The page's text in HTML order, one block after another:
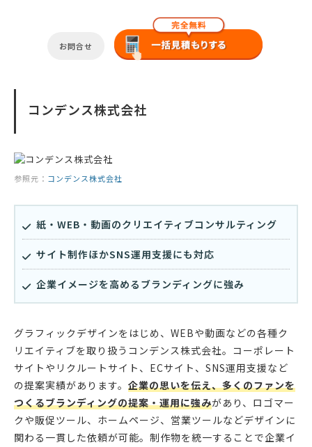
お問合せ
コンデンス株式会社
参照元： コンデンス株式会社
紙・WEB・動画のクリエイティブコンサルティング
サイト制作ほかSNS運用支援にも対応
企業イメージを高めるブランディングに強み
グラフィックデザインをはじめ、WEBや動画などの各種ク
リエイティブを取り扱うコンデンス株式会社。コーポレート
サイトやリクルートサイト、ECサイト、SNS運用支援など
の提案実績があります。 企業の思いを伝え、多くのファンを
つくるブランディングの提案・運用に強みがあり、ロゴマー
クや販促ツール、ホームページ、営業ツールなどデザインに
関わる一貫した依頼が可能。制作物を統一することで企業イ